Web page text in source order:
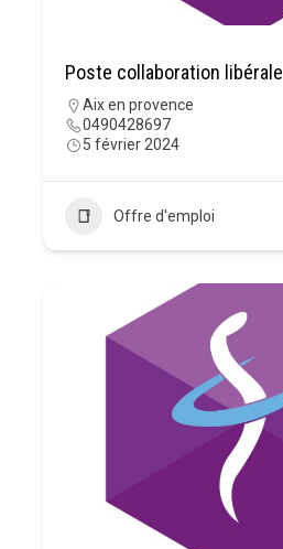
Poste collaboration libérale
Aix en provence
0490428697
5 février 2024
Offre d'emploi